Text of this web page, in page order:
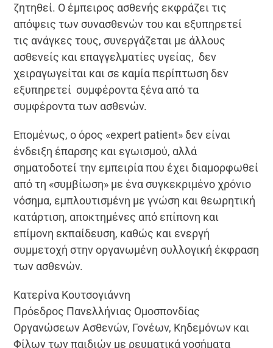
ζητηθεί. Ο έμπειρος ασθενής εκφράζει τις
απόψεις των συνασθενών του και εξυπηρετεί
τις ανάγκες τους, συνεργάζεται με άλλους
ασθενείς και επαγγελματίες υγείας, δεν
χειραγωγείται και σε καμία περίπτωση δεν
εξυπηρετεί συμφέροντα ξένα από τα
συμφέροντα των ασθενών.
Επομένως, ο όρος «expert patient» δεν είναι
ένδειξη έπαρσης και εγωισμού, αλλά
σηματοδοτεί την εμπειρία που έχει διαμορφωθεί
από τη «συμβίωση» με ένα συγκεκριμένο χρόνιο
νόσημα, εμπλουτισμένη με γνώση και θεωρητική
κατάρτιση, αποκτημένες από επίπονη και
επίμονη εκπαίδευση, καθώς και ενεργή
συμμετοχή στην οργανωμένη συλλογική έκφραση
των ασθενών.
Κατερίνα Κουτσογιάννη
Πρόεδρος Πανελλήνιας Ομοσπονδίας
Οργανώσεων Ασθενών, Γονέων, Κηδεμόνων και
Φίλων των παιδιών με ρευματικά νοσήματα